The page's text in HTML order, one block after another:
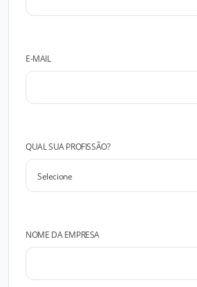
E-MAIL
QUAL SUA PROFISSÃO?
NOME DA EMPRESA